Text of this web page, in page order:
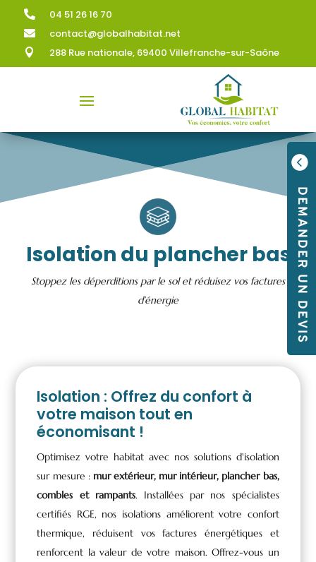
 04 51 26 16 70
 contact@globalhabitat.net
 288 Rue nationale, 69400 Villefranche-sur-Saône

DEMANDER UN DEVIS
Isolation du plancher bas
Stoppez les déperditions par le sol et réduisez vos factures
d’énergie
Isolation : Offrez du confort à
votre maison tout en
économisant !
Optimisez votre habitat avec nos solutions d'isolation
sur mesure : mur extérieur, mur intérieur, plancher bas,
combles et rampants. Installées par nos spécialistes
certifiés RGE, nos isolations améliorent votre confort
thermique, réduisent vos factures énergétiques et
renforcent la valeur de votre maison. Offrez-vous un